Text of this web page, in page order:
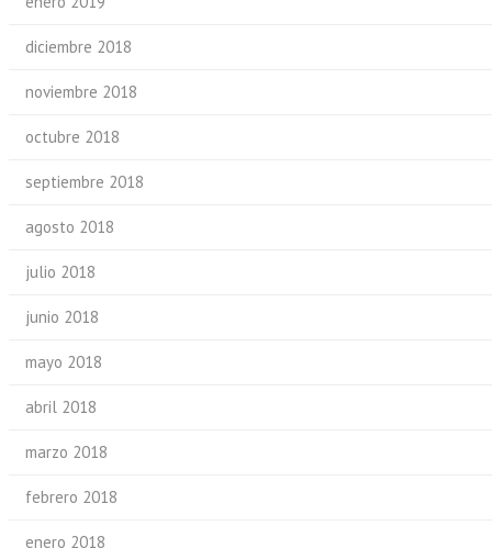
diciembre 2018
noviembre 2018
octubre 2018
septiembre 2018
agosto 2018
julio 2018
junio 2018
mayo 2018
abril 2018
marzo 2018
febrero 2018
enero 2018